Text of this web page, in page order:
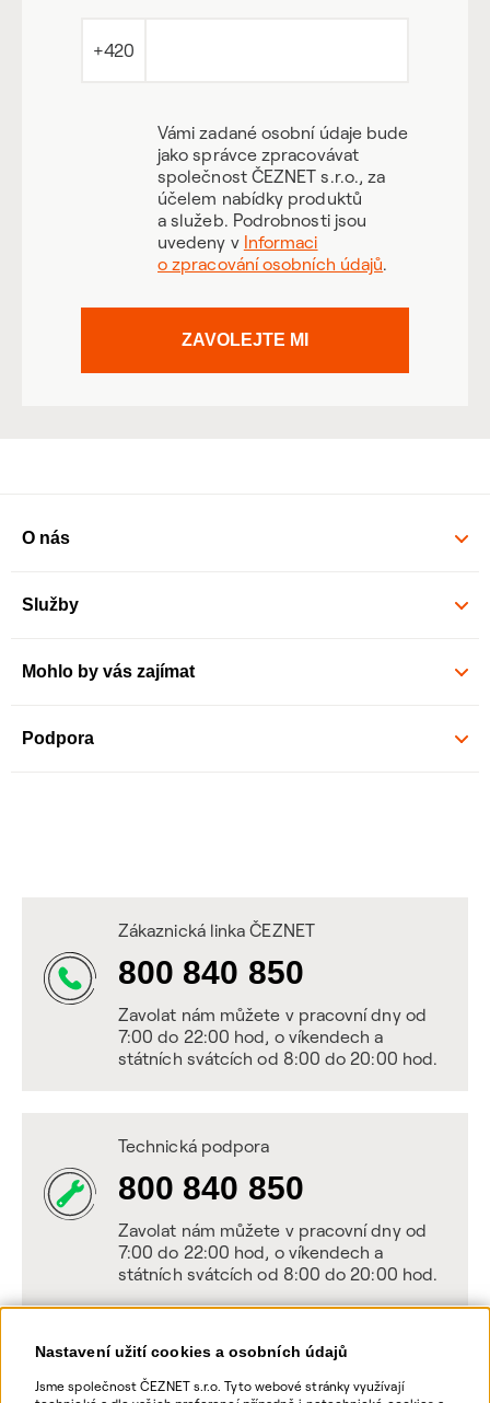
Nastavení užití cookies a osobních údajů
Jsme společnost ČEZNET s.r.o. Tyto webové stránky využívají
+420
Vámi zadané osobní údaje bude
jako správce zpracovávat
společnost ČEZNET s.r.o., za
účelem nabídky produktů
a služeb. Podrobnosti jsou
uvedeny v Informaci
o zpracování osobních údajů.
ZAVOLEJTE MI
O nás
Služby
Mohlo by vás zajímat
Podpora
Zákaznická linka ČEZNET
800 840 850
Zavolat nám můžete v pracovní dny od
7:00 do 22:00 hod, o víkendech a
státních svátcích od 8:00 do 20:00 hod.
Technická podpora
800 840 850
Zavolat nám můžete v pracovní dny od
7:00 do 22:00 hod, o víkendech a
státních svátcích od 8:00 do 20:00 hod.
Napište nám